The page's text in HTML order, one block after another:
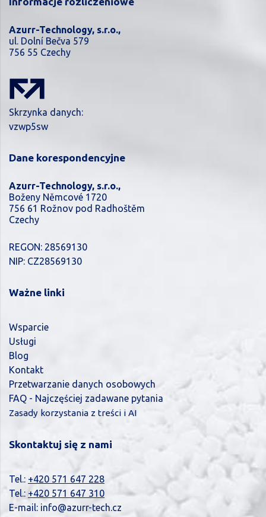
Azurr-Technology, s.r.o.,
ul. Dolní Bečva 579
756 55 Czechy
Skrzynka danych:
vzwp5sw
Dane korespondencyjne
Azurr-Technology, s.r.o.,
Boženy Němcové 1720
756 61 Rožnov pod Radhoštěm
Czechy
REGON: 28569130
NIP: CZ28569130
Ważne linki
Wsparcie
Usługi
Blog
Kontakt
Przetwarzanie danych osobowych
FAQ - Najczęściej zadawane pytania
Zasady korzystania z treści i AI
Skontaktuj się z nami
Tel.: +420 571 647 228
Tel.: +420 571 647 310
E-mail: info@azurr-tech.cz